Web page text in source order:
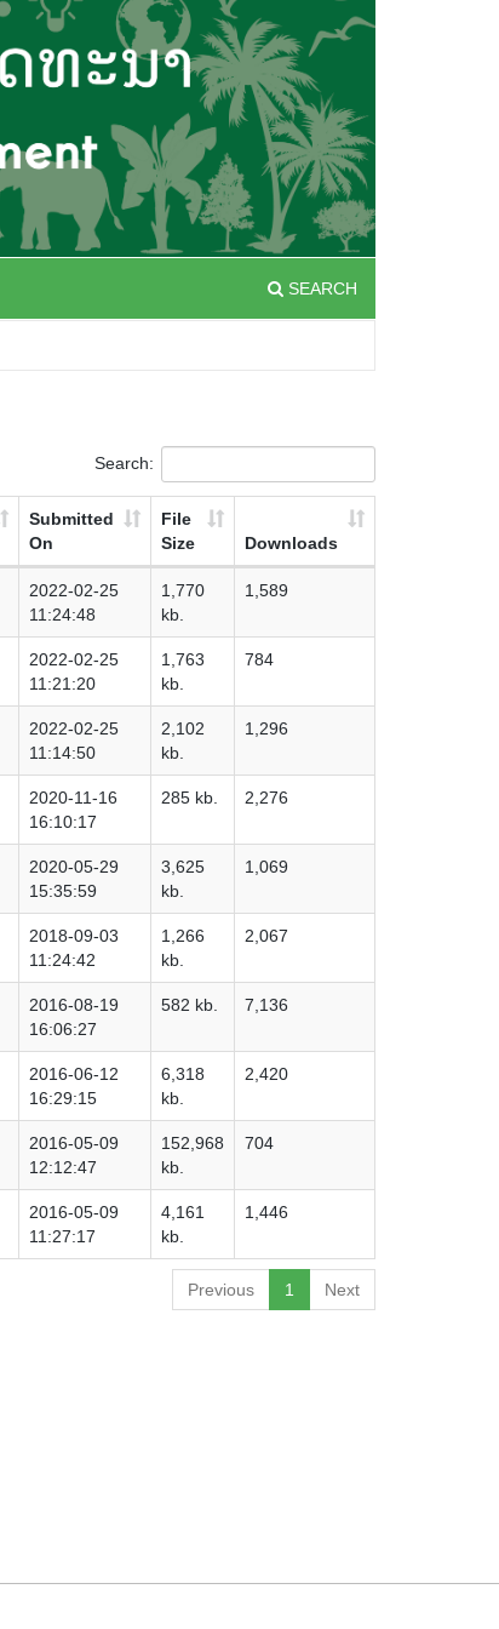
SEARCH
Search:
Submitted
On
File
Size
Downloads
2022-02-25
11:24:48
1,770
kb.
1,589
2022-02-25
11:21:20
1,763
kb.
784
2022-02-25
11:14:50
2,102
kb.
1,296
2020-11-16
16:10:17
285 kb. 2,276
2020-05-29
15:35:59
3,625
kb.
1,069
2018-09-03
11:24:42
1,266
kb.
2,067
2016-08-19
16:06:27
582 kb. 7,136
2016-06-12
16:29:15
6,318
kb.
2,420
2016-05-09
12:12:47
152,968
kb.
704
2016-05-09
11:27:17
4,161
kb.
1,446
Previous 1 Next